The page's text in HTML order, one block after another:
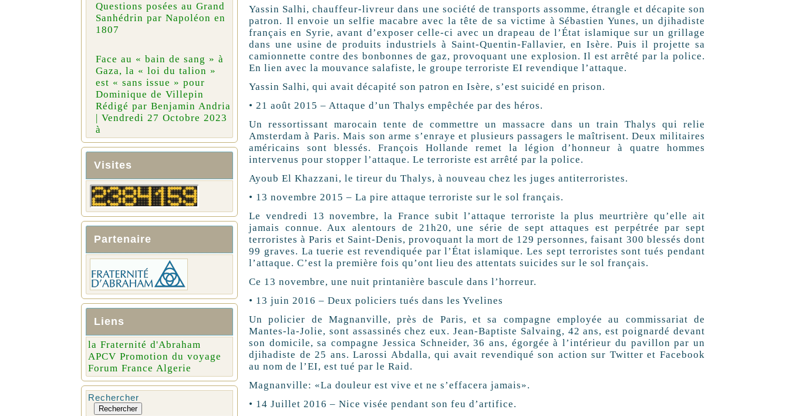
Questions posées au Grand
Sanhédrin par Napoléon en
1807
Face au « bain de sang » à
Gaza, la « loi du talion »
est « sans issue » pour
Dominique de Villepin
Rédigé par Benjamin Andria
| Vendredi 27 Octobre 2023
à
Visites
Partenaire
Liens
la Fraternité d'Abraham
APCV Promotion du voyage
Forum France Algerie
Rechercher
Rechercher
Yassin Salhi, chauffeur-livreur dans une société de transports assomme, étrangle et décapite son
patron. Il envoie un selfie macabre avec la tête de sa victime à Sébastien Yunes, un djihadiste
français en Syrie, avant d’exposer celle-ci avec un drapeau de l’État islamique sur un grillage
dans une usine de produits industriels à Saint-Quentin-Fallavier, en Isère. Puis il projette sa
camionnette contre des bonbonnes de gaz, provoquant une explosion. Il est arrêté par la police.
En lien avec la mouvance salafiste, le groupe terroriste EI revendique l’attaque.
Yassin Salhi, qui avait décapité son patron en Isère, s’est suicidé en prison.
• 21 août 2015 – Attaque d’un Thalys empêchée par des héros.
Un ressortissant marocain tente de commettre un massacre dans un train Thalys qui relie
Amsterdam à Paris. Mais son arme s’enraye et plusieurs passagers le maîtrisent. Deux militaires
américains sont blessés. François Hollande remet la légion d’honneur à quatre hommes
intervenus pour stopper l’attaque. Le terroriste est arrêté par la police.
Ayoub El Khazzani, le tireur du Thalys, à nouveau chez les juges antiterroristes.
• 13 novembre 2015 – La pire attaque terroriste sur le sol français.
Le vendredi 13 novembre, la France subit l’attaque terroriste la plus meurtrière qu’elle ait
jamais connue. Aux alentours de 21h20, une série de sept attaques est perpétrée par sept
terroristes à Paris et Saint-Denis, provoquant la mort de 129 personnes, faisant 300 blessés dont
99 graves. La tuerie est revendiquée par l’État islamique. Les sept terroristes sont tués pendant
l’attaque. C’est la première fois qu’ont lieu des attentats suicides sur le sol français.
Ce 13 novembre, une nuit printanière bascule dans l’horreur.
• 13 juin 2016 – Deux policiers tués dans les Yvelines
Un policier de Magnanville, près de Paris, et sa compagne employée au commissariat de
Mantes-la-Jolie, sont assassinés chez eux. Jean-Baptiste Salvaing, 42 ans, est poignardé devant
son domicile, sa compagne Jessica Schneider, 36 ans, égorgée à l’intérieur du pavillon par un
djihadiste de 25 ans. Larossi Abdalla, qui avait revendiqué son action sur Twitter et Facebook
au nom de l’EI, est tué par le Raid.
Magnanville: «La douleur est vive et ne s’effacera jamais».
• 14 Juillet 2016 – Nice visée pendant son feu d’artifice.